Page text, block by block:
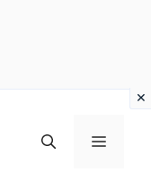
MENU